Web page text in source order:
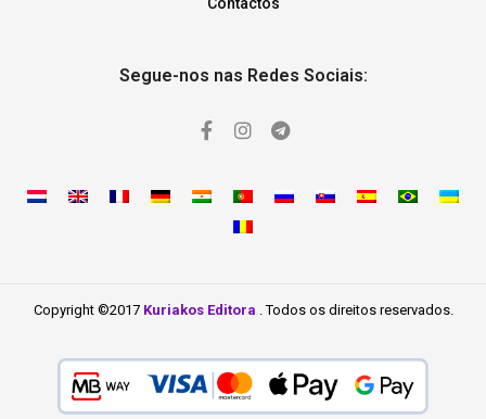
Segue-nos nas Redes Sociais:
Copyright ©2017 Kuriakos Editora . Todos os direitos reservados.